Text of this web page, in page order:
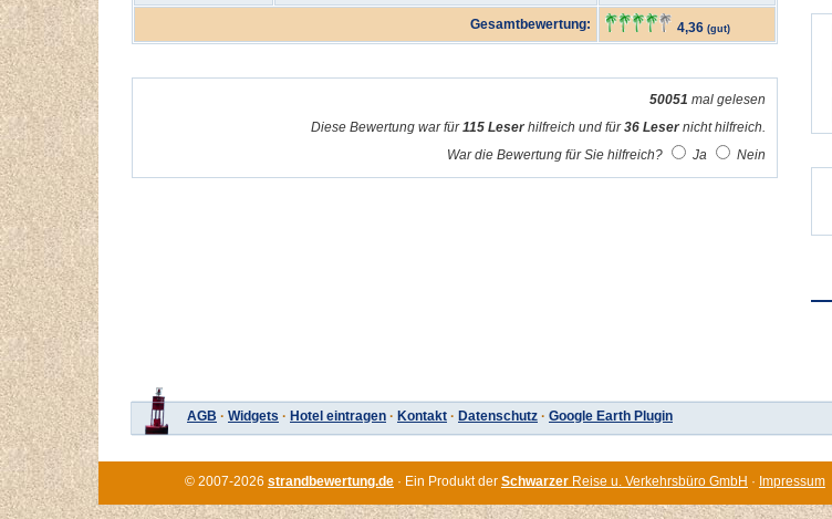
Gesamtbewertung: 4,36 (gut)
50051 mal gelesen
Diese Bewertung war für115 Leserhilfreich und für36 Lesernicht hilfreich.
War die Bewertung für Sie hilfreich?
Ja Nein
AGB · Widgets · Hotel eintragen · Kontakt · Datenschutz · Google Earth Plugin
© 2007-2026 strandbewertung.de · Ein Produkt der Schwarzer Reise u. Verkehrsbüro GmbH · Impressum